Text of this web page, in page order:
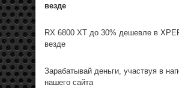
везде
RX 6800 XT до 30% дешевле в
везде
Зарабатывай деньги, участвуя в
нашего сайта